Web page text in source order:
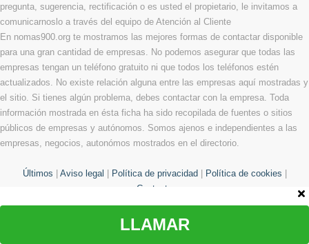
pregunta, sugerencia, rectificación o es usted el propietario, le invitamos a
comunicarnoslo a través del equipo de Atención al Cliente
En nomas900.org te mostramos las mejores formas de contactar disponible
para una gran cantidad de empresas. No podemos asegurar que todas las
empresas tengan un teléfono gratuito ni que todos los teléfonos estén
actualizados. No existe relación alguna entre las empresas aquí mostradas y
el sitio. Si tienes algún problema, debes contactar con la empresa. Toda
información mostrada en ésta ficha ha sido recopilada de fuentes o sitios
públicos de empresas y autónomos. Somos ajenos e independientes a las
empresas, negocios, autonómos mostrados en el directorio.
Últimos Aviso legal Política de privacidad Política de cookies
Contacto
LLAMAR